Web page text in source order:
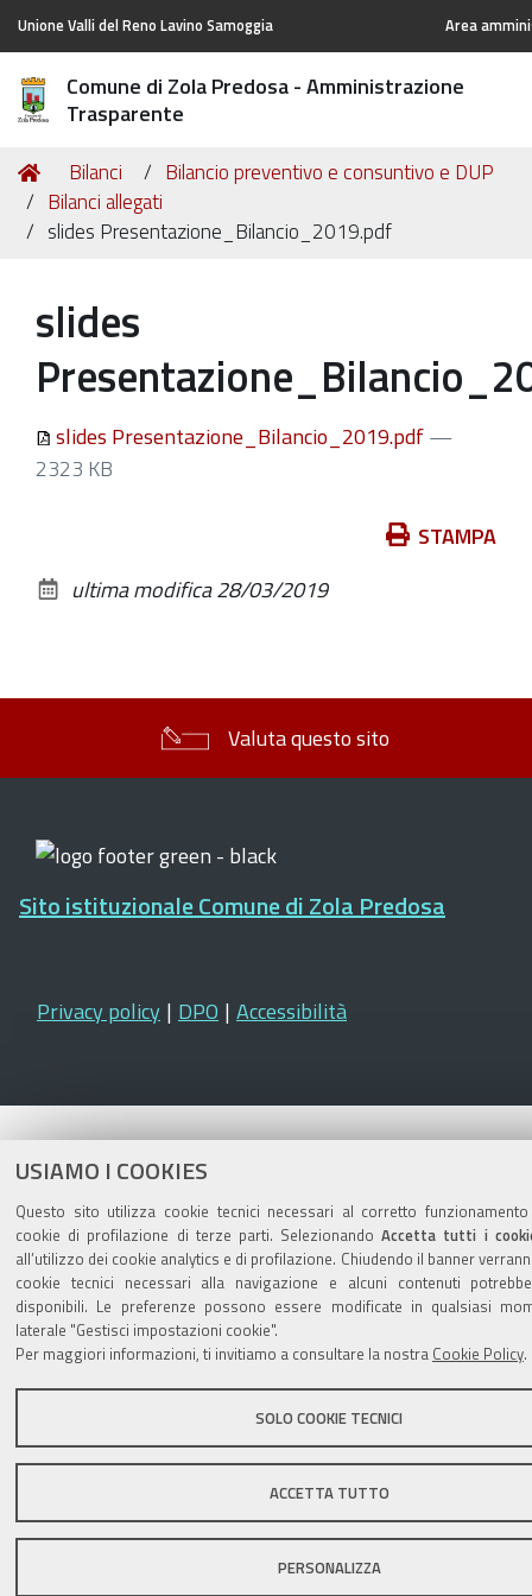
USIAMO I COOKIES
Questo sito utilizza cookie tecnici necessari al corretto
cookie di profilazione di terze parti. SelezionandoAccetta tutti i
all’utilizzo dei cookie analytics e di profilazione. Chiudendo il banner
cookie tecnici necessari alla navigazione e alcuni contenuti
disponibili. Le preferenze possono essere modificate in qualsiasi
laterale "Gestisci impostazioni cookie".
Per maggiori informazioni, ti invitiamo a consultare la nostra Cookie Policy.
SOLO COOKIE TECNICI
ACCETTA TUTTO
PERSONALIZZA
Unione Valli del Reno Lavino Samoggia Area
Comune di Zola Predosa - Amministrazione
Trasparente
Tu
sei
qui:
Home
Bilanci
Bilancio preventivo e consuntivo e DUP
Bilanci allegati
slides Presentazione_Bilancio_2019.pdf
slides
slides Presentazione_Bilancio_2019.pdf—
2323 KB
documento
STAMPA
ultima modifica28/03/2019
Valuta questo sito
Sito istituzionale Comune di Zola Predosa
Privacy policy | DPO | Accessibilità